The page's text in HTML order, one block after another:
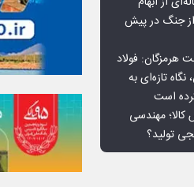
از جنگ در پیش
فولاد
تازه‌ای به
است
۱۶۳۰۰ بورس کالا؛ مهندسی
تولید؟